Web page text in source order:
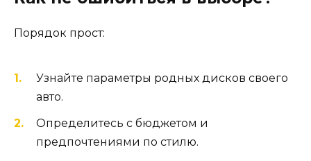
Порядок прост:
Узнайте параметры родных дисков своего
авто.
Определитесь с бюджетом и
предпочтениями по стилю.